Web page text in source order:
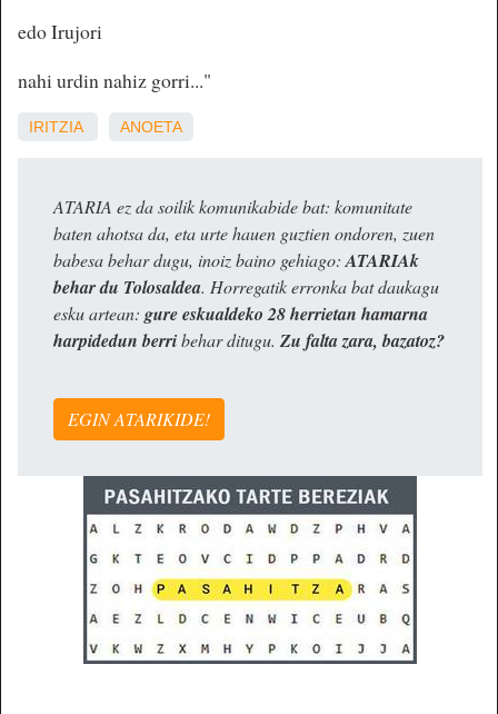
edo Irujori
nahi urdin nahiz gorri..."
IRITZIA ANOETA
ATARIA ez da soilik komunikabide bat: komunitate
baten ahotsa da, eta urte hauen guztien ondoren, zuen
babesa behar dugu, inoiz baino gehiago:ATARIAk
behar du Tolosaldea. Horregatik erronka bat daukagu
esku artean: gure eskualdeko 28 herrietan hamarna
harpidedun berribehar ditugu. Zu falta zara, bazatoz?
EGIN ATARIKIDE!